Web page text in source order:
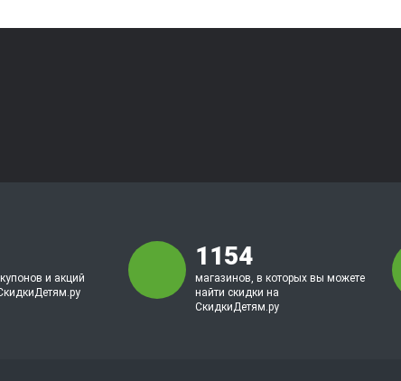
и акций
1154
магазинов, в которых вы можете
найти скидки на
СкидкиДетям.ру